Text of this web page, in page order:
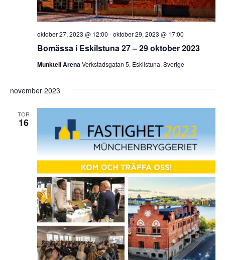
Bomässa i Eskilstuna 27 – 29 oktober 2023
oktober 27, 2023 @ 12:00 -oktober 29, 2023 @ 17:00
Munktell Arena Verkstadsgatan 5, Eskilstuna, Sverige
november 2023
TOR
16